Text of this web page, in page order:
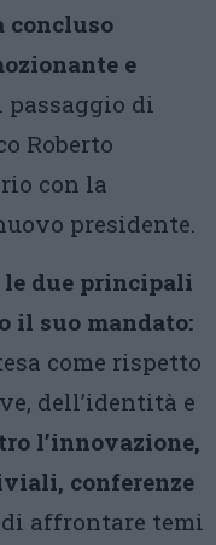
concluso
e
di
Roberto
con la
presidente.
le due principali
il suo mandato:
come rispetto
dell’identità e
l’innovazione,
conferenze
affrontare temi